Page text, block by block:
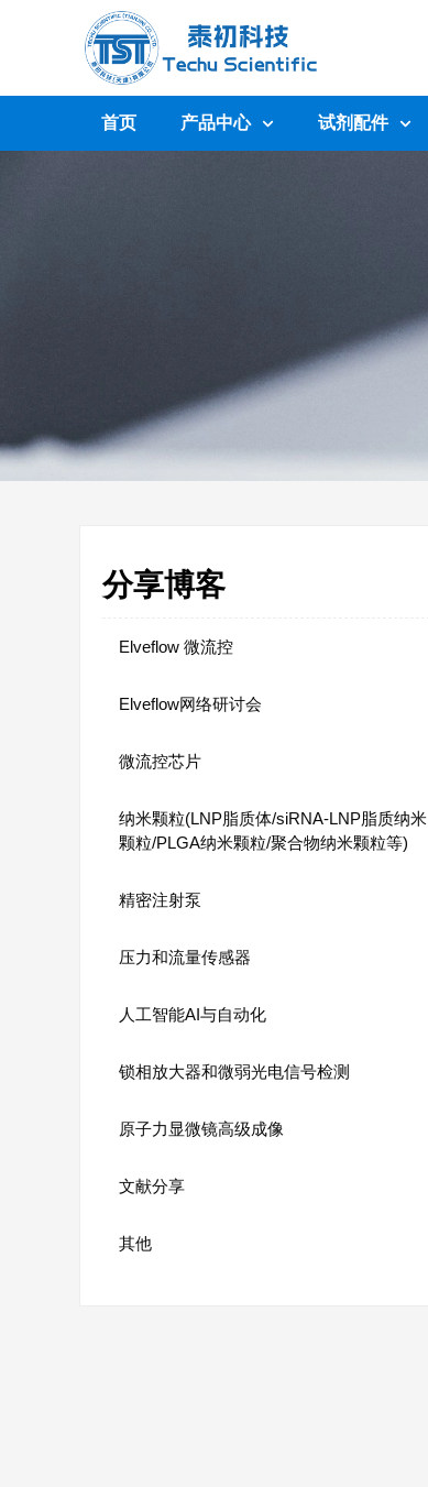
首页 产品中心 试剂配件
分享博客
Elveflow 微流控
Elveflow网络研讨会
微流控芯片
纳米颗粒(LNP脂质体/siRNA-LNP脂质纳米
颗粒/PLGA纳米颗粒/聚合物纳米颗粒等)
精密注射泵
压力和流量传感器
人工智能AI与自动化
锁相放大器和微弱光电信号检测
原子力显微镜高级成像
文献分享
其他